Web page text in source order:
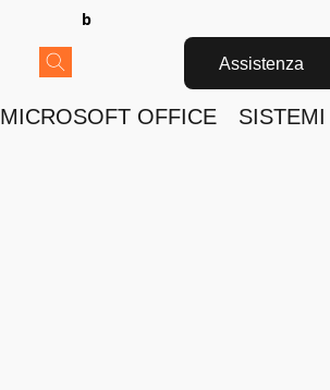
b
Assistenza
MICROSOFT OFFICE